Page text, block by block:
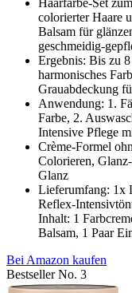
Haarfärbe-Set
colorierter Haare
Balsam für
geschmeidig-
Ergebnis: Bis zu
harmonisches
Grauabdeckung
Anwendung: 1.
Farbe, 2.
Intensive Pflege
Crème-Formel
Colorieren,
Glanz
Lieferumfang: 1x
Reflex-
Inhalt: 1
Balsam, 1 Paar
Bei Amazon kaufen
Bestseller No. 3